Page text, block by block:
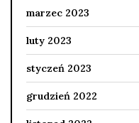
marzec 2023
luty 2023
styczeń 2023
grudzień 2022